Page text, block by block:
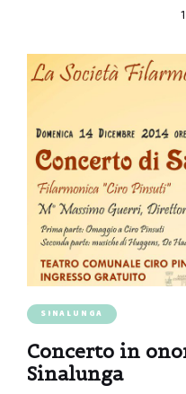
SINALUNGA
Concerto in
Sinalunga